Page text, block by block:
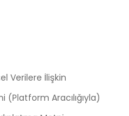
Verilere İlişkin
(Platform Aracılığıyla)